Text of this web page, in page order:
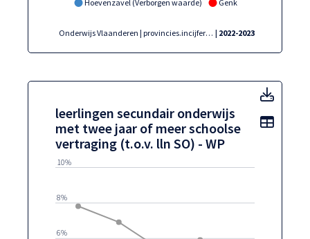
Hoevenzavel (Verborgen waarde) Genk
Onderwijs Vlaanderen | provincies.incijfers.be | 2022-2023
leerlingen secundair onderwijs
met twee jaar of meer schoolse
vertraging (t.o.v. lln SO) - WP
6%
8%
10%
Toon